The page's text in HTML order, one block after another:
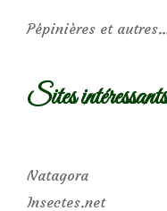
Pépinières et
Sites intéressants
Natagora
Insectes.net